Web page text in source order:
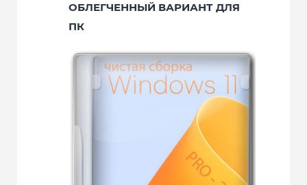
ОБЛЕГЧЕННЫЙ ВАРИАНТ ДЛЯ
ПК